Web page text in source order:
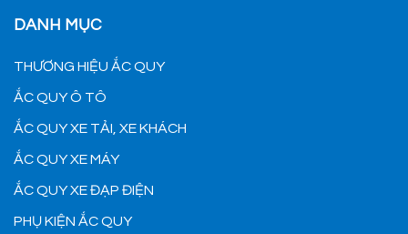
DANH MỤC
THƯƠNG HIỆU ẮC QUY
ẮC QUY Ô TÔ
ẮC QUY XE TẢI, XE KHÁCH
ẮC QUY XE MÁY
ẮC QUY XE ĐẠP ĐIỆN
PHỤ KIỆN ẮC QUY